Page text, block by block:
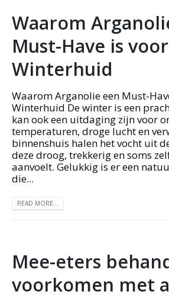
Waarom
Must-Have is
Winterhuid
Waarom Arganolie een Must-
Winterhuid De winter is een
kan ook een uitdaging zijn voor
temperaturen, droge lucht en
binnenshuis halen het vocht uit
deze droog, trekkerig en soms
aanvoelt. Gelukkig is er een
die...
READ MORE...
Mee-eters
voorkomen met